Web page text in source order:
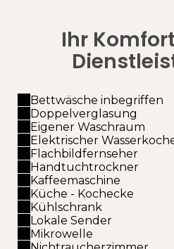
Ihr
Bettwäsche inbegriffen
Doppelverglasung
Eigener Waschraum
Elektrischer
Flachbildfernseher
Handtuchtrockner
Kaffeemaschine
Küche - Kochecke
Kühlschrank
Lokale Sender
Mikrowelle